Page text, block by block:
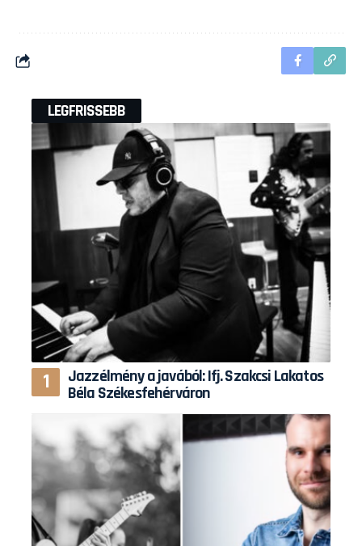
LEGFRISSEBB
Jazzélmény a javából: Ifj. Szakcsi Lakatos
Béla Székesfehérváron